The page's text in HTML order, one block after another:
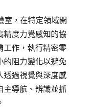
室，在特定領域開
精度力覺感知的協
工作，執行精密零
的阻力變化以避免
透過視覺與深度感
主導航、辨識並抓